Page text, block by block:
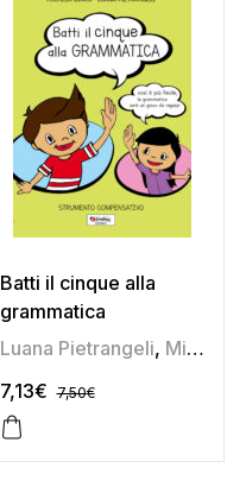
Batti il cinque alla
grammatica
Luana Pietrangeli, Michela Giacò
7,13€ 7,50€